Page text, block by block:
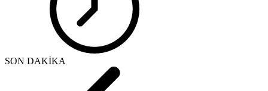
SON DAKİKA